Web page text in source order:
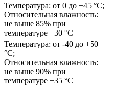
Температура: от 0 до +45 °С;
Относительная влажность:
не выше 85% при
температуре +30 °С
Температура: от -40 до +50
°С;
Относительная влажность:
не выше 90% при
температуре +35 °С